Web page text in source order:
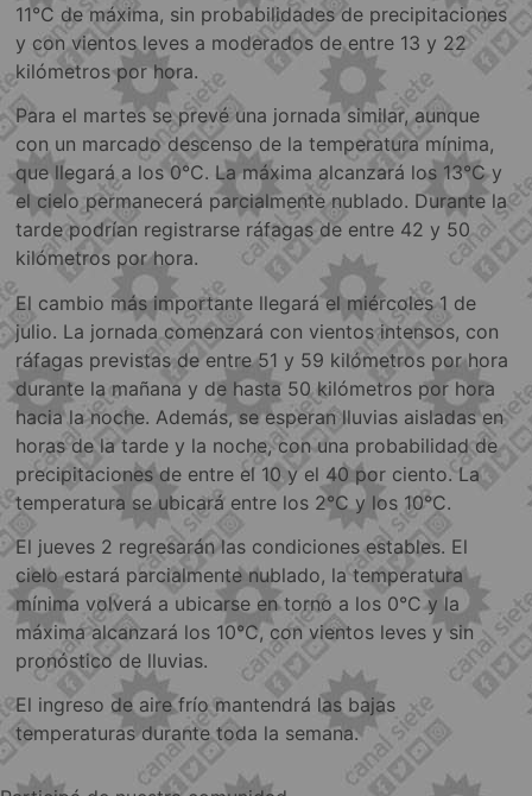
11°C de máxima, sin probabilidades de precipitaciones
y con vientos leves a moderados de entre 13 y 22
kilómetros por hora.
Para el martes se prevé una jornada similar, aunque
con un marcado descenso de la temperatura mínima,
que llegará a los 0°C. La máxima alcanzará los 13°C y
el cielo permanecerá parcialmente nublado. Durante la
tarde podrían registrarse ráfagas de entre 42 y 50
kilómetros por hora.
El cambio más importante llegará el miércoles 1 de
julio. La jornada comenzará con vientos intensos, con
ráfagas previstas de entre 51 y 59 kilómetros por hora
durante la mañana y de hasta 50 kilómetros por hora
hacia la noche. Además, se esperan lluvias aisladas en
horas de la tarde y la noche, con una probabilidad de
precipitaciones de entre el 10 y el 40 por ciento. La
temperatura se ubicará entre los 2°C y los 10°C.
El jueves 2 regresarán las condiciones estables. El
cielo estará parcialmente nublado, la temperatura
mínima volverá a ubicarse en torno a los 0°C y la
máxima alcanzará los 10°C, con vientos leves y sin
pronóstico de lluvias.
El ingreso de aire frío mantendrá las bajas
temperaturas durante toda la semana.